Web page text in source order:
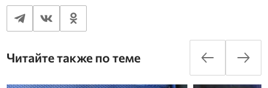
Читайте также по теме